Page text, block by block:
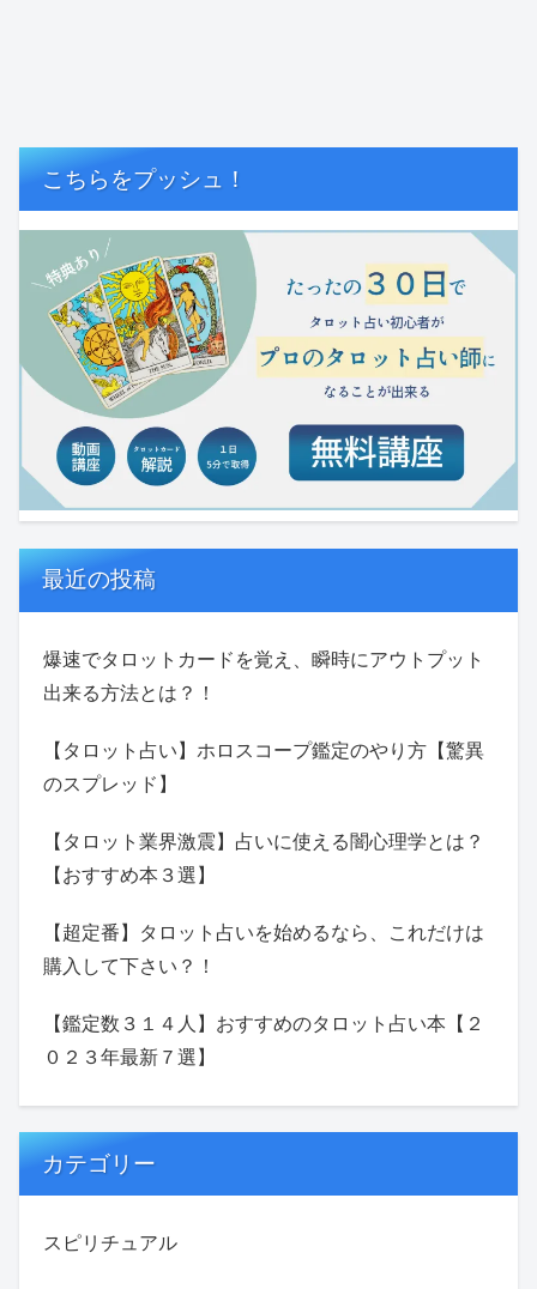
こちらをプッシュ！
最近の投稿
爆速でタロットカードを覚え、瞬時にアウトプット
出来る方法とは？！
【タロット占い】ホロスコープ鑑定のやり方【驚異
のスプレッド】
【タロット業界激震】占いに使える闇心理学とは？
【おすすめ本３選】
【超定番】タロット占いを始めるなら、これだけは
購入して下さい？！
【鑑定数３１４人】おすすめのタロット占い本【２
０２３年最新７選】
カテゴリー
スピリチュアル